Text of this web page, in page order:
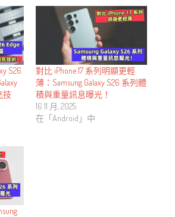
S26
技
對比 iPhone 17 系列明顯更輕
薄：Samsung Galaxy S26 系列體
積與重量訊息曝光！
16 11 月, 2025
在「Android」中